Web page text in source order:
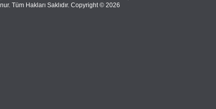
Tüm Hakları Saklıdır. Copyright © 2026